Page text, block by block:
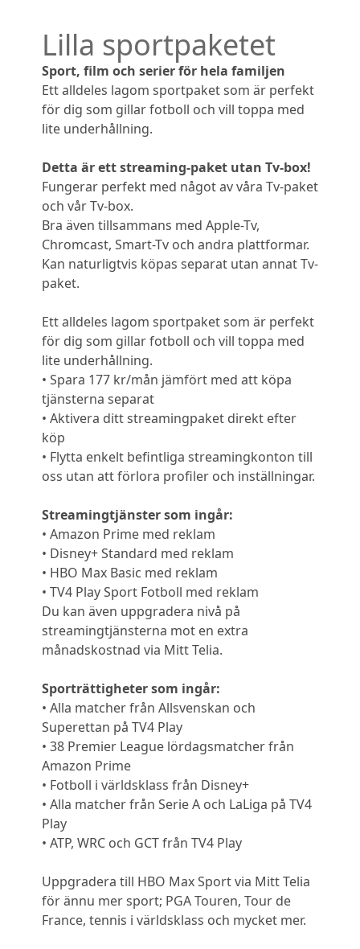
Lilla sportpaketet
Sport, film och serier för hela familjen
Ett alldeles lagom sportpaket som är perfekt
för dig som gillar fotboll och vill toppa med
lite underhållning.
Detta är ett streaming-paket utan Tv-box!
Fungerar perfekt med något av våra Tv-paket
och vår Tv-box.
Bra även tillsammans med Apple-Tv,
Chromcast, Smart-Tv och andra plattformar.
Kan naturligtvis köpas separat utan annat Tv-
paket.
Ett alldeles lagom sportpaket som är perfekt
för dig som gillar fotboll och vill toppa med
lite underhållning.
• Spara 177 kr/mån jämfört med att köpa
tjänsterna separat
• Aktivera ditt streamingpaket direkt efter
köp
• Flytta enkelt befintliga streamingkonton till
oss utan att förlora profiler och inställningar.
Streamingtjänster som ingår:
• Amazon Prime med reklam
• Disney+ Standard med reklam
• HBO Max Basic med reklam
• TV4 Play Sport Fotboll med reklam
Du kan även uppgradera nivå på
streamingtjänsterna mot en extra
månadskostnad via Mitt Telia.
Sporträttigheter som ingår:
• Alla matcher från Allsvenskan och
Superettan på TV4 Play
• 38 Premier League lördagsmatcher från
Amazon Prime
• Fotboll i världsklass från Disney+
• Alla matcher från Serie A och LaLiga på TV4
Play
• ATP, WRC och GCT från TV4 Play
Uppgradera till HBO Max Sport via Mitt Telia
för ännu mer sport; PGA Touren, Tour de
France, tennis i världsklass och mycket mer.